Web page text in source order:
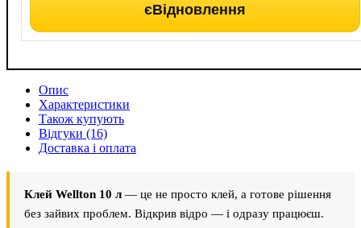
єВідновлення
Опис
Характеристики
Також купують
Відгуки (16)
Доставка і оплата
Клей Wellton 10 л — це не просто клей, а готове рішення
без зайвих проблем. Відкрив відро — і одразу працюєш.